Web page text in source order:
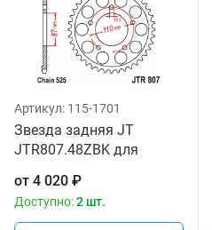
Артикул: 115-1701
Звезда задняя JT
JTR807.48ZBK для
от 4 020 ₽
Доступно:2 шт.